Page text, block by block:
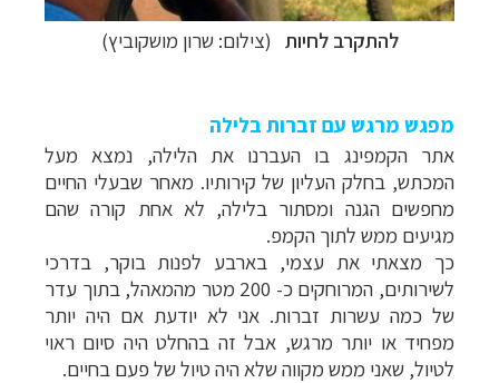
להתקרב לחיות (צילום: שרון מושקוביץ)
מפגש מרגש עם זברות בלילה
אתר הקמפינג בו העברנו את הלילה, נמצא מעל
המכתש, בחלק העליון של קירותיו. מאחר שבעלי החיים
מחפשים הגנה ומסתור בלילה, לא אחת קורה שהם
מגיעים ממש לתוך הקמפ.
כך מצאתי את עצמי, בארבע לפנות בוקר, בדרכי
לשירותים, המרוחקים כ- 200 מטר מהמאהל, בתוך עדר
של כמה עשרות זברות. אני לא יודעת אם היה יותר
מפחיד או יותר מרגש, אבל זה בהחלט היה סיום ראוי
לטיול, שאני ממש מקווה שלא היה טיול של פעם בחיים.